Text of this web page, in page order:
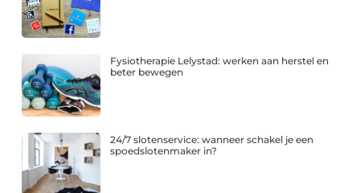
Fysiotherapie Lelystad: werken aan herstel en
beter bewegen
24/7 slotenservice: wanneer schakel je een
spoedslotenmaker in?